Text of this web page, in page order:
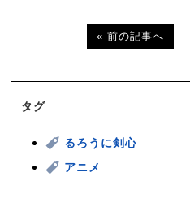
« 前の記事へ
タグ
るろうに剣心
アニメ